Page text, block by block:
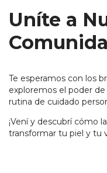
Uníte a
Te esperamos con los
exploremos el poder
rutina de cuidado
¡Vení y descubrí cómo
transformar tu piel y tu